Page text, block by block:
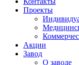
Проекты
Акции
Завод
О заводе